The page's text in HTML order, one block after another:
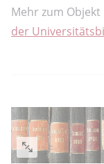
Mehr zum
der